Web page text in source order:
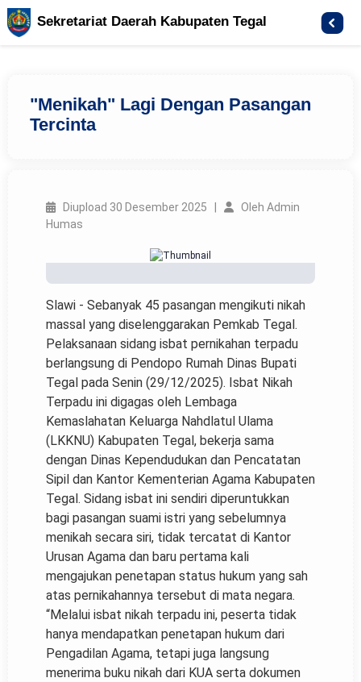
Sekretariat Daerah Kabupaten Tegal
"Menikah" Lagi Dengan Pasangan
Tercinta
Diupload 30 Desember 2025 |
Oleh Admin
Humas
Slawi - Sebanyak 45 pasangan mengikuti nikah
massal yang diselenggarakan Pemkab Tegal.
Pelaksanaan sidang isbat pernikahan terpadu
berlangsung di Pendopo Rumah Dinas Bupati
Tegal pada Senin (29/12/2025). Isbat Nikah
Terpadu ini digagas oleh Lembaga
Kemaslahatan Keluarga Nahdlatul Ulama
(LKKNU) Kabupaten Tegal, bekerja sama
dengan Dinas Kependudukan dan Pencatatan
Sipil dan Kantor Kementerian Agama Kabupaten
Tegal. Sidang isbat ini sendiri diperuntukkan
bagi pasangan suami istri yang sebelumnya
menikah secara siri, tidak tercatat di Kantor
Urusan Agama dan baru pertama kali
mengajukan penetapan status hukum yang sah
atas pernikahannya tersebut di mata negara.
“Melalui isbat nikah terpadu ini, peserta tidak
hanya mendapatkan penetapan hukum dari
Pengadilan Agama, tetapi juga langsung
menerima buku nikah dari KUA serta dokumen